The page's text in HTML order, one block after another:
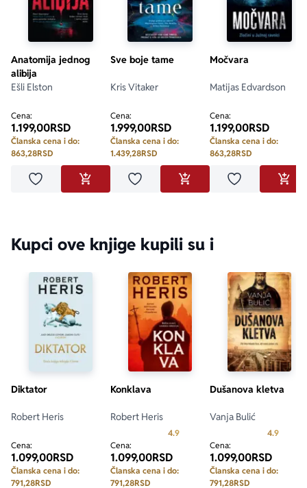
Anatomija jednog
alibija
Ešli Elston
Cena:
1.199,00RSD
Članska cena i do:
863,28RSD
Dodaj u omiljeneDODAJ U KORPU
Sve boje tame
Kris Vitaker
Cena:
1.999,00RSD
Članska cena i do:
1.439,28RSD
Dodaj u omiljeneDODAJ U KORPU
Močvara
Matijas Edvardson
Cena:
1.199,00RSD
Članska cena i do:
863,28RSD
Dodaj u
Kupci ove knjige kupili su i
Diktator
Robert Heris
Cena:
1.099,00RSD
Članska cena i do:
791,28RSD
Konklava
Robert Heris
4.9Prosecna ocena je 4.9 od 5
Cena:
1.099,00RSD
Članska cena i do:
791,28RSD
Dušanova kletva
Vanja Bulić
4.9
Cena:
1.099,00RSD
Članska cena i do:
791,28RSD